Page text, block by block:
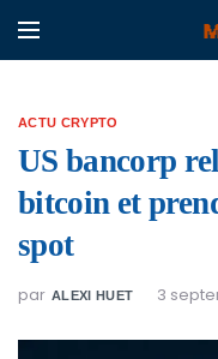
ACTU CRYPTO
US bancorp
bitcoin et
spot
par ALEXI HUET 3